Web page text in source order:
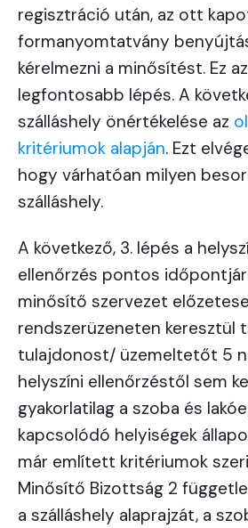
regisztráció után, az ott
formanyomtatvány
kérelmezni a minősítést. Ez
legfontosabb lépés. A
szálláshely önértékelése az
kritériumok alapján. Ezt
hogy várhatóan milyen
szálláshely.
A következő, 3. lépés a
ellenőrzés pontos
minősítő szervezet
rendszerüzeneten keresztül
tulajdonost/ üzemeltetőt 5
helyszíni ellenőrzéstől sem
gyakorlatilag a szoba és
kapcsolódó helyiségek
már említett kritériumok
Minősítő Bizottság 2
a szálláshely alaprajzát, a